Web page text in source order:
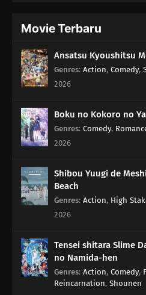
Movie Terbaru
Ansatsu Kyoushitsu
Genres: Action, Comedy,
2026
Boku no Kokoro no
Genres: Comedy,
2026
Shibou Yuugi de
Beach
Genres: Action, High
2026
Tensei shitara Slime
no Namida-hen
Genres: Action, Comedy,
Reincarnation, Shounen